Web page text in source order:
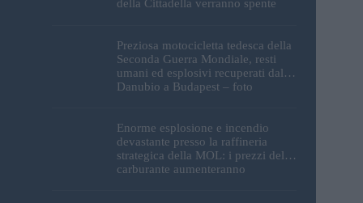
della Cittadella verranno spente
Preziosa motocicletta tedesca della
Seconda Guerra Mondiale, resti
umani ed esplosivi recuperati dal
Danubio a Budapest – foto
Enorme esplosione e incendio
devastante presso la raffineria
strategica della MOL: i prezzi del
carburante aumenteranno